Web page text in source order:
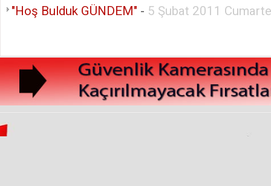
"Hoş Bulduk GÜNDEM" - 5 Şubat 2011